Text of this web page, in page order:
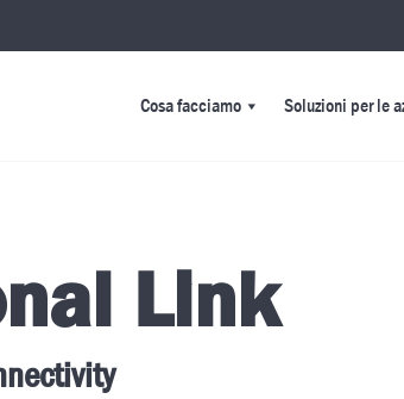
Cosa facciamo Soluzioni per le
Link